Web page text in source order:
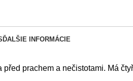
ĎALŠIE INFORMÁCIE
prachem a nečistotami. Má